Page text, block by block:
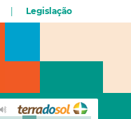
Legislação